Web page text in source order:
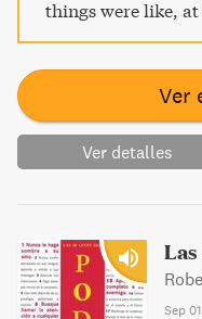
things were like,
Ver
Ver detalles
Sep